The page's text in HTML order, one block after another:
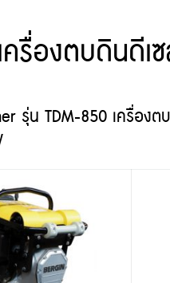
ครื่องตบดินดีเ
รุ่น TDM-850 เครื่องต